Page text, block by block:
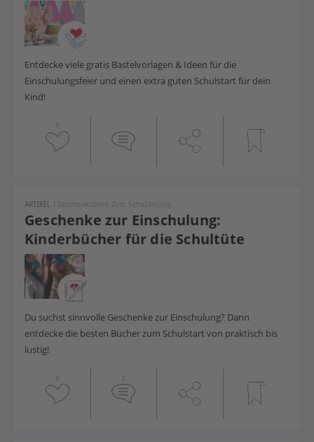
Entdecke viele gratis Bastelvorlagen & Ideen für die
Einschulungsfeier und einen extra guten Schulstart für dein
Kind!
8
Geschenke zur Einschulung:
Kinderbücher für die Schultüte
ARTIKEL | Geschenkideen Zum Schulanfang
Du suchst sinnvolle Geschenke zur Einschulung? Dann
entdecke die besten Bücher zum Schulstart von praktisch bis
lustig!
8 1